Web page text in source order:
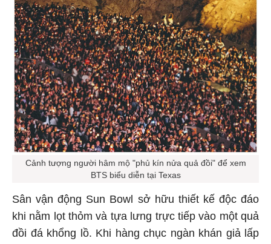
Cảnh tượng người hâm mộ "phủ kín nửa quả đồi" để xem
BTS biểu diễn tại Texas
Sân vận động Sun Bowl sở hữu thiết kế độc đáo
khi nằm lọt thỏm và tựa lưng trực tiếp vào một quả
đồi đá khổng lồ. Khi hàng chục ngàn khán giả lấp